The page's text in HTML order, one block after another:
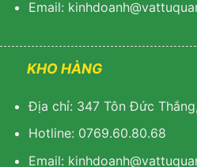
Email:
KHO HÀNG
Địa chỉ: 347 Tôn Đức
Hotline: 0769.60.80.68
Email: k